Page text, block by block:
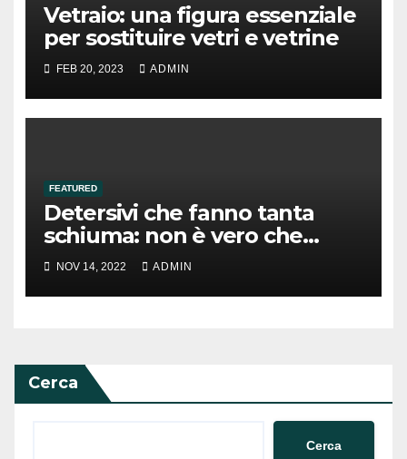
Vetraio: una figura essenziale
per sostituire vetri e vetrine
FEB 20, 2023 ADMIN
FEATURED
Detersivi che fanno tanta
schiuma: non è vero che
puliscono meglio
NOV 14, 2022 ADMIN
Cerca
Cerca